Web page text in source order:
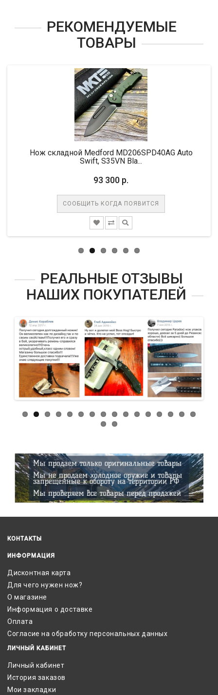
РЕКОМЕНДУЕМЫЕ
ТОВАРЫ
Нож складной Medford MD206SPD40AG Auto
Swift, S35VN Bla...
93 300 р.
СООБЩИТЬ КОГДА ПОЯВИТСЯ
РЕАЛЬНЫЕ ОТЗЫВЫ
НАШИХ ПОКУПАТЕЛЕЙ
КОНТАКТЫ
ИНФОРМАЦИЯ
Дисконтная карта
Для чего нужен нож?
О магазине
Информация о доставке
Оплата
Согласие на обработку персональных данных
ЛИЧНЫЙ КАБИНЕТ
Личный кабинет
История заказов
Мои закладки